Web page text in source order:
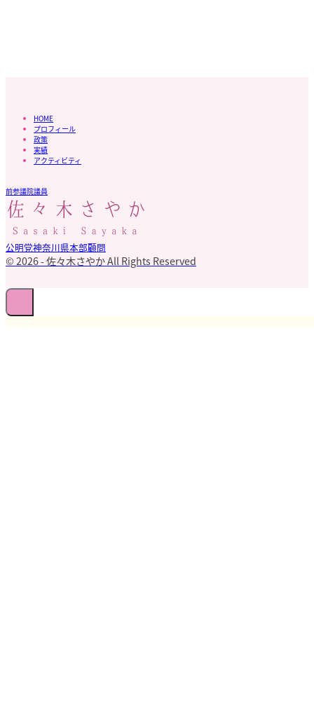
HOME
プロフィール
政策
実績
アクティビティ
前参議院議員
公明党神奈川県本部顧問
© 2026 - 佐々木さやか All Rights Reserved